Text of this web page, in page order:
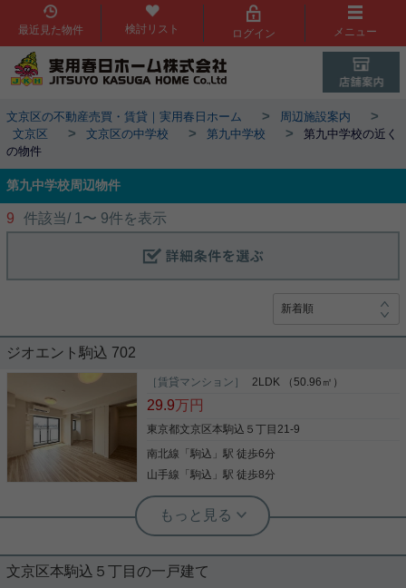
最近見た物件 検討リスト ログイン メニュー
文京区の不動産売買・賃貸｜実用春日ホーム > 周辺施設案内 >
文京区 > 文京区の中学校 > 第九中学校 >
第九中学校の近く
の物件
第九中学校周辺物件
9 件該当/ 1 〜 9件を表示
ジオエント駒込 702
［賃貸マンション］ 2LDK （50.96㎡）
29.9万円
東京都文京区本駒込５丁目21-9
南北線 「駒込 」駅 徒歩6分
山手線 「駒込 」駅 徒歩8分
実用春日ホーム 千駄木店 宮﨑幸穂
築1年未満！ペットご相談可！昭和小学
校学区・最上階住戸！
文京区本駒込５丁目の一戸建て